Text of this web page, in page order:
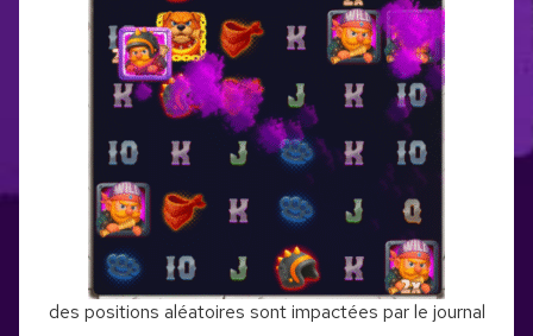
des positions aléatoires sont impactées par le journal